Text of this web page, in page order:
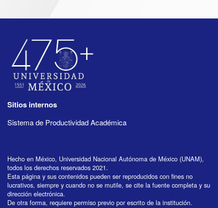
Sitios internos
Sistema de Productividad Académica
Hecho en México, Universidad Nacional Autónoma de México (UNAM),
todos los derechos reservados 2021.
Esta página y sus contenidos pueden ser reproducidos con fines no
lucrativos, siempre y cuando no se mutile, se cite la fuente completa y su
dirección electrónica.
De otra forma, requiere permiso previo por escrito de la institución.